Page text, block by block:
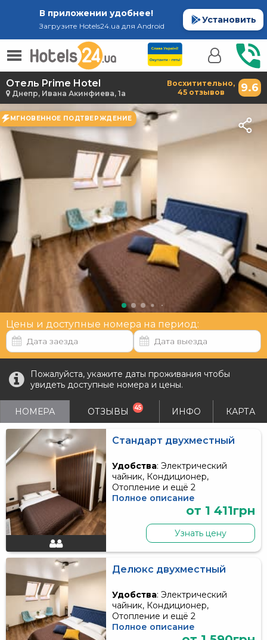
В приложении удобнее!
Загрузите Hotels24.ua для Android
Установить
Отель Prime Hotel
Днепр, Ивана Акинфиева, 1а
Восхитительно, 9.6
45 отзывов
МГНОВЕННОЕ ПОДТВЕРЖДЕНИЕ
Цены и доступные номера на период:
Пожалуйста, укажите даты проживания чтобы
увидеть доступные номера и цены.
НОМЕРА ОТЗЫВЫ 45 ИНФО КАРТА
Стандарт двухместный
Удобства: Электрический
чайник, Кондиционер,
Отопление и ещё 2
Полное описание
от 1 411грн
Узнать цену
Делюкс двухместный
Удобства: Электрический
чайник, Кондиционер,
Отопление и ещё 2
Полное описание